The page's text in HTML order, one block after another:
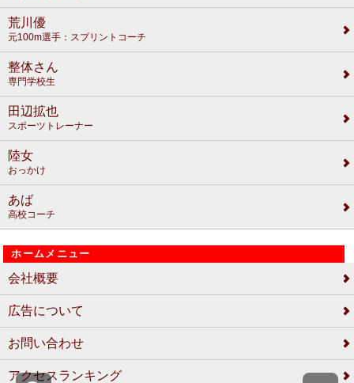
荒川優
元100m選手：スプリントコーチ
整体さん
専門学校生
田辺拡也
スポーツトレーナー
陸女
おっかけ
あば
高校コーチ
ホームメニュー
会社概要
広告について
お問い合わせ
アクセスランキング